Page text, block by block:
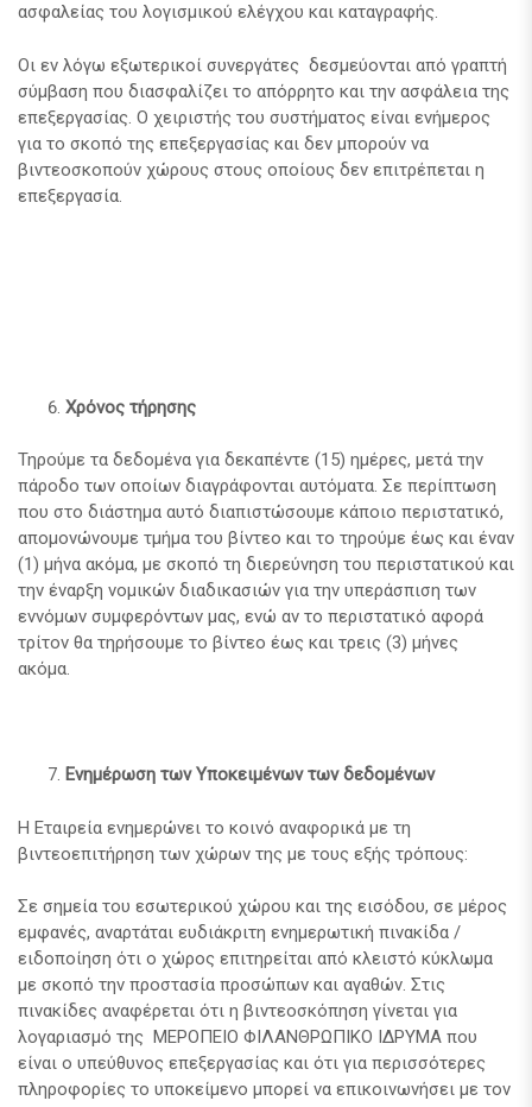
ασφαλείας του λογισμικού ελέγχου και καταγραφής.
Οι εν λόγω εξωτερικοί συνεργάτες δεσμεύονται από γραπτή
σύμβαση που διασφαλίζει το απόρρητο και την ασφάλεια της
επεξεργασίας. Ο χειριστής του συστήματος είναι ενήμερος
για το σκοπό της επεξεργασίας και δεν μπορούν να
βιντεοσκοπούν χώρους στους οποίους δεν επιτρέπεται η
επεξεργασία.
Χρόνος τήρησης
Τηρούμε τα δεδομένα για δεκαπέντε (15) ημέρες, μετά την
πάροδο των οποίων διαγράφονται αυτόματα. Σε περίπτωση
που στο διάστημα αυτό διαπιστώσουμε κάποιο περιστατικό,
απομονώνουμε τμήμα του βίντεο και το τηρούμε έως και έναν
(1) μήνα ακόμα, με σκοπό τη διερεύνηση του περιστατικού και
την έναρξη νομικών διαδικασιών για την υπεράσπιση των
εννόμων συμφερόντων μας, ενώ αν το περιστατικό αφορά
τρίτον θα τηρήσουμε το βίντεο έως και τρεις (3) μήνες
ακόμα.
Ενημέρωση των Υποκειμένων των δεδομένων
Η Εταιρεία ενημερώνει το κοινό αναφορικά με τη
βιντεοεπιτήρηση των χώρων της με τους εξής τρόπους:
Σε σημεία του εσωτερικού χώρου και της εισόδου, σε μέρος
εμφανές, αναρτάται ευδιάκριτη ενημερωτική πινακίδα /
ειδοποίηση ότι ο χώρος επιτηρείται από κλειστό κύκλωμα
με σκοπό την προστασία προσώπων και αγαθών. Στις
πινακίδες αναφέρεται ότι η βιντεοσκόπηση γίνεται για
λογαριασμό της ΜΕΡΟΠΕΙΟ ΦΙΛΑΝΘΡΩΠΙΚΟ ΙΔΡΥΜΑ που
είναι ο υπεύθυνος επεξεργασίας και ότι για περισσότερες
πληροφορίες το υποκείμενο μπορεί να επικοινωνήσει με τον